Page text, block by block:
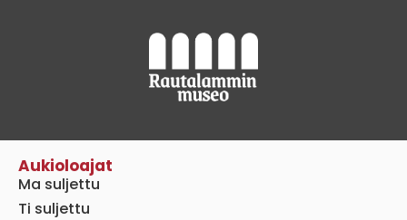
Aukioloajat
Ma suljettu
Ti suljettu